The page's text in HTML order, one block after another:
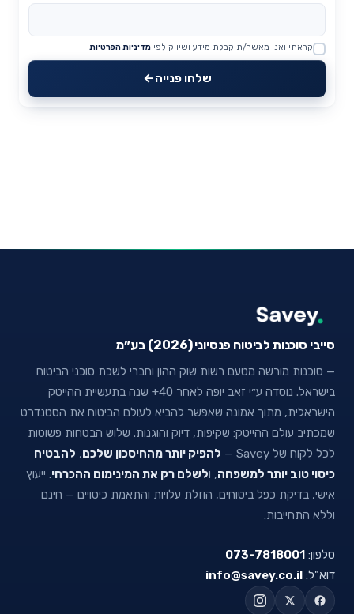
Website
קראתי ואני מאשר/ת קבלת מידע ושיווק לפי מדיניות הפרטיות
שלחו פנייה
סייבי סוכנות לביטוח פנסיוני (2026) בע״מ
— סוכנות מורשה מטעם רשות שוק ההון וחברי לשכת סוכני הביטוח
בישראל. נוסדה ע״י זאב יופה לאחר 40+ שנה בתעשיית ההייטק
הישראלית, מתוך אמונה שאפשר להביא לעולם הביטוח את הסטנדרט
שמכתיב עולם ההייטק: שקיפות, דיוק והוגנות. שלוש הבטחות פשוטות
לכל לקוח של Savey —
להפיק יותר מהחיסכון שלכם, להבטיח
כיסוי טוב יותר למשפחה, ולשלם רק את המינימום ההכרחי. ייעוץ
אישי, בדיקת כפל ביטוחים, הוזלת עלויות והתאמת כיסויים — חינם
וללא התחייבות.
טלפון: 073-7818001
דוא"ל: info@savey.co.il